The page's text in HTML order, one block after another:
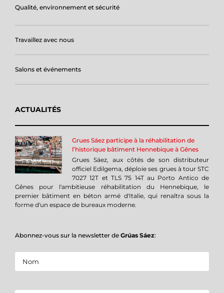
Qualité, environnement et sécurité
Travaillez avec nous
Salons et événements
ACTUALITÉS
Grues Sáez participe à la réhabilitation de
l’historique bâtiment Hennebique à Gênes
Grues Sáez, aux côtés de son distributeur
officiel Edilgema, déploie ses grues à tour STC
7027 12T et TLS 75 14T au Porto Antico de
Gênes pour l'ambitieuse réhabilitation du Hennebique, le
premier bâtiment en béton armé d'Italie, qui renaîtra sous la
forme d'un espace de bureaux moderne.
Abonnez-vous sur la newsletter de Grúas Sáez: